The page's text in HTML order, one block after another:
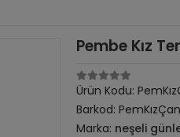
Pembe Kız
Ürün Kodu:
Barkod:
Marka: neşeli